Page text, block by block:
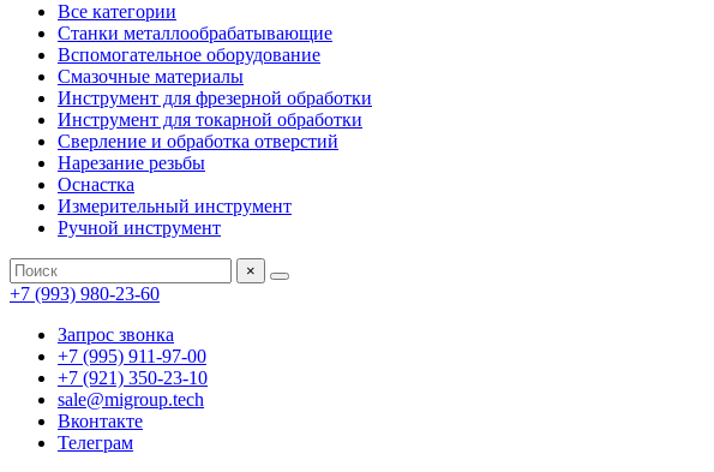
Все категории
Станки металлообрабатывающие
Вспомогательное оборудование
Смазочные материалы
Инструмент для фрезерной обработки
Инструмент для токарной обработки
Сверление и обработка отверстий
Нарезание резьбы
Оснастка
Измерительный инструмент
Ручной инструмент
×
+7 (993) 980-23-60
Запрос звонка
+7 (995) 911-97-00
+7 (921) 350-23-10
sale@migroup.tech
Вконтакте
Телеграм